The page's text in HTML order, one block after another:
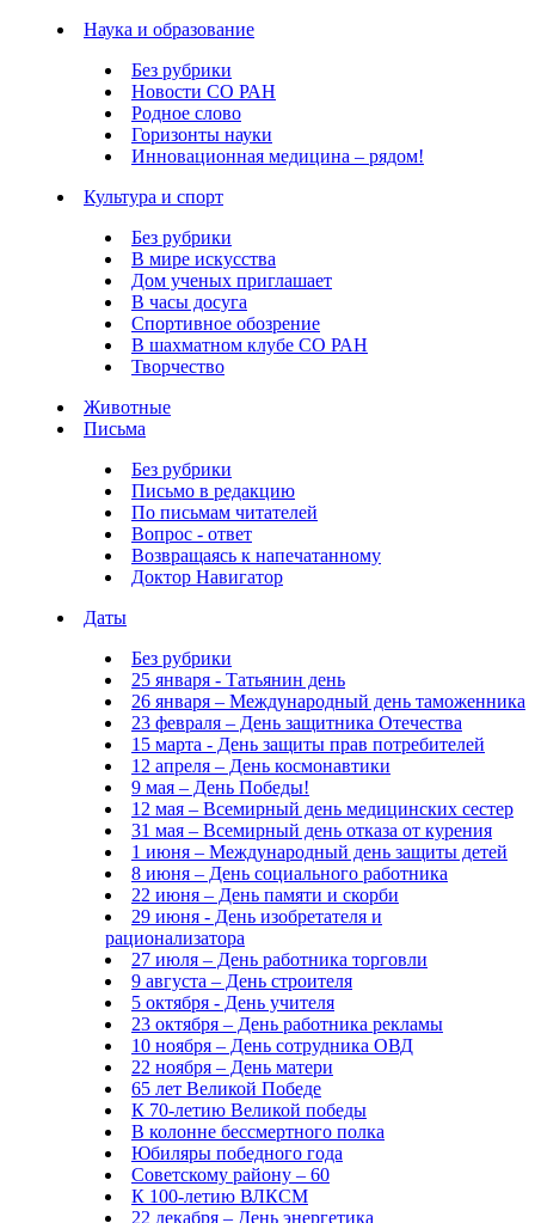
Наука и образование
Без рубрики
Новости СО РАН
Родное слово
Горизонты науки
Инновационная медицина – рядом!
Культура и спорт
Без рубрики
В мире искусства
Дом ученых приглашает
В часы досуга
Спортивное обозрение
В шахматном клубе СО РАН
Творчество
Животные
Письма
Без рубрики
Письмо в редакцию
По письмам читателей
Вопрос - ответ
Возвращаясь к напечатанному
Доктор Навигатор
Даты
Без рубрики
25 января - Татьянин день
26 января – Международный день таможенника
23 февраля – День защитника Отечества
15 марта - День защиты прав потребителей
12 апреля – День космонавтики
9 мая – День Победы!
12 мая – Всемирный день медицинских сестер
31 мая – Всемирный день отказа от курения
1 июня – Международный день защиты детей
8 июня – День социального работника
22 июня – День памяти и скорби
29 июня - День изобретателя и
рационализатора
27 июля – День работника торговли
9 августа – День строителя
5 октября - День учителя
23 октября – День работника рекламы
10 ноября – День сотрудника ОВД
22 ноября – День матери
65 лет Великой Победе
К 70-летию Великой победы
В колонне бессмертного полка
Юбиляры победного года
Советскому району – 60
К 100-летию ВЛКСМ
22 декабря – День энергетика